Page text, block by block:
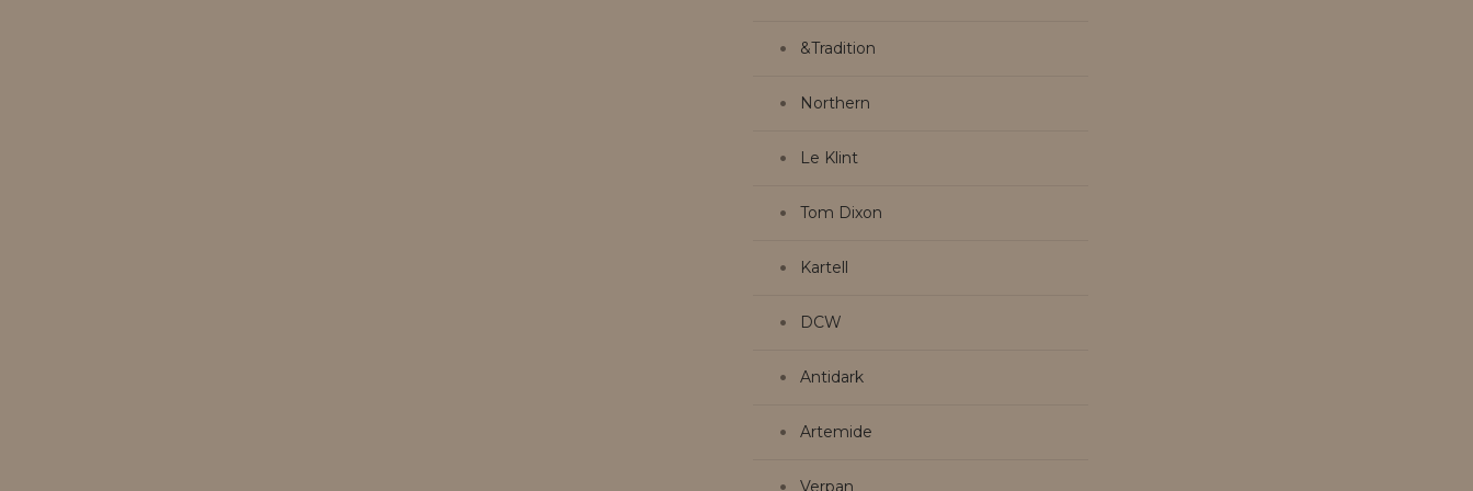
&Tradition
Northern
Le Klint
Tom Dixon
Kartell
DCW
Antidark
Artemide
Verpan